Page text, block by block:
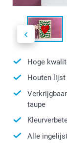
Hoge
Houten lijst
taupe
Alle